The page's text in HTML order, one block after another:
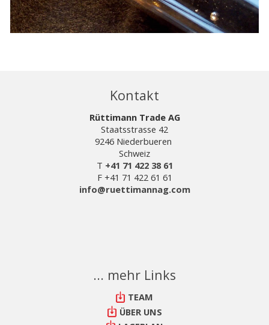
Kontakt
Rüttimann Trade AG
Staatsstrasse 42
9246 Niederbueren
Schweiz
T +41 71 422 38 61
F +41 71 422 61 61
info@ruettimannag.com
... mehr Links
TEAM
ÜBER UNS